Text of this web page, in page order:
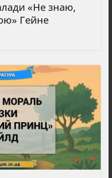
«Не знаю,
Гейне